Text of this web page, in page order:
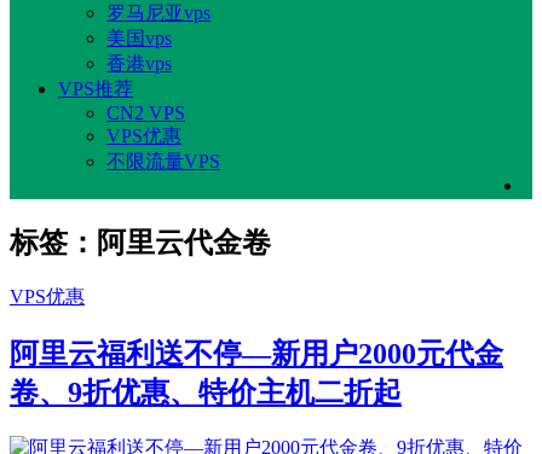
罗马尼亚vps
美国vps
香港vps
VPS推荐
CN2 VPS
VPS优惠
不限流量VPS
标签：阿里云代金卷
VPS优惠
阿里云福利送不停—新用户2000元代金
卷、9折优惠、特价主机二折起